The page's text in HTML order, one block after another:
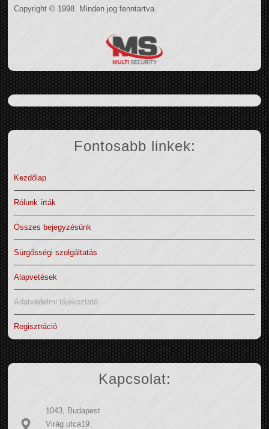
Copyright © 1998. Minden jog fenntartva.
Fontosabb linkek:
Kezdőlap
Rólunk írták
Összes bejegyzésünk
Sürgősségi szolgáltatás
Alapvetések
Adatvédelmi tájékoztató
Regisztráció
Kapcsolat:
1043, Budapest
Virág utca19.